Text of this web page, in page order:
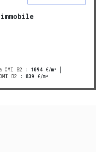
OMI B2 : 1094 €/m²
B2 : 839 €/m²